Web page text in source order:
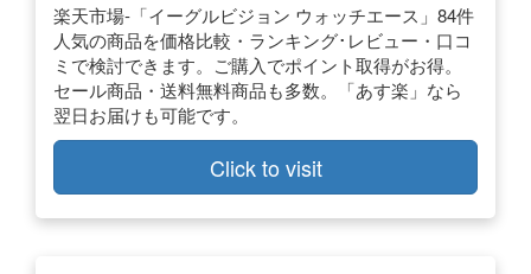
楽天市場-「イーグルビジョン ウォッチエース」84件
人気の商品を価格比較・ランキング･レビュー・口コ
ミで検討できます。ご購入でポイント取得がお得。
セール商品・送料無料商品も多数。「あす楽」なら
翌日お届けも可能です。
Click to visit